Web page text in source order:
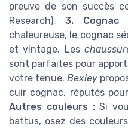
preuve de son succès
Research). 3. Cognac
chaleureuse, le cognac
et vintage. Les
sont parfaites pour
votre tenue.Bexley
cuir cognac, réputés
Autres couleurs :Si
battus, osez des